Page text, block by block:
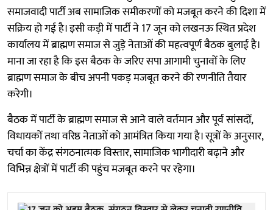
समाजवादी पार्टी अब सामाजिक समीकरणों को मजबूत करने की दिशा में
सक्रिय हो गई है। इसी कड़ी में पार्टी ने 17 जून को लखनऊ स्थित प्रदेश
कार्यालय में ब्राह्मण समाज से जुड़े नेताओं की महत्वपूर्ण बैठक बुलाई है।
माना जा रहा है कि इस बैठक के जरिए सपा आगामी चुनावों के लिए
ब्राह्मण समाज के बीच अपनी पकड़ मजबूत करने की रणनीति तैयार
करेगी।
बैठक में पार्टी के ब्राह्मण समाज से आने वाले वर्तमान और पूर्व सांसदों,
विधायकों तथा वरिष्ठ नेताओं को आमंत्रित किया गया है। सूत्रों के अनुसार,
चर्चा का केंद्र संगठनात्मक विस्तार, सामाजिक भागीदारी बढ़ाने और
विभिन्न क्षेत्रों में पार्टी की पहुंच मजबूत करने पर रहेगा।